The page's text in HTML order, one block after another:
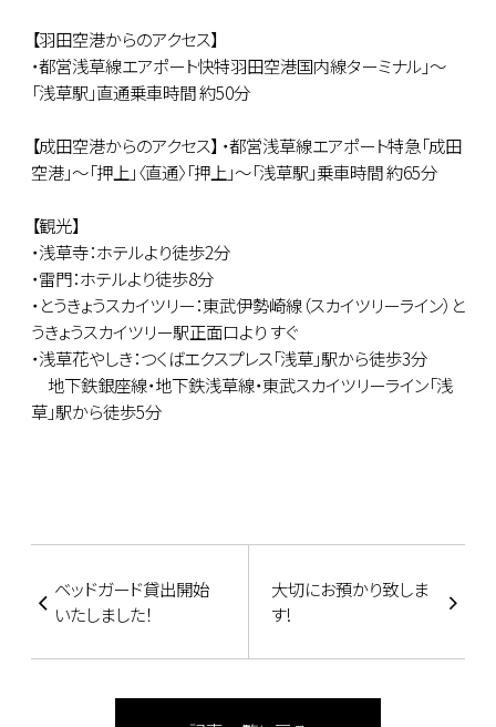
【羽田空港からのアクセス】
・都営浅草線エアポート快特羽田空港国内線ターミナル」～
「浅草駅」直通乗車時間 約50分
【成田空港からのアクセス】 ・都営浅草線エアポート特急「成田
空港」～「押上」〈直通〉「押上」～「浅草駅」乗車時間 約65分
【観光】
・浅草寺：ホテルより徒歩2分
・雷門：ホテルより徒歩8分
・とうきょうスカイツリー：東武伊勢崎線（スカイツリーライン）と
うきょうスカイツリー駅正面口より すぐ
・浅草花やしき：つくばエクスプレス「浅草」駅から徒歩3分
地下鉄銀座線・地下鉄浅草線・東武スカイツリーライン「浅
草」駅から徒歩5分
ベッドガード貸出開始
いたしました！
大切にお預かり致しま
す!